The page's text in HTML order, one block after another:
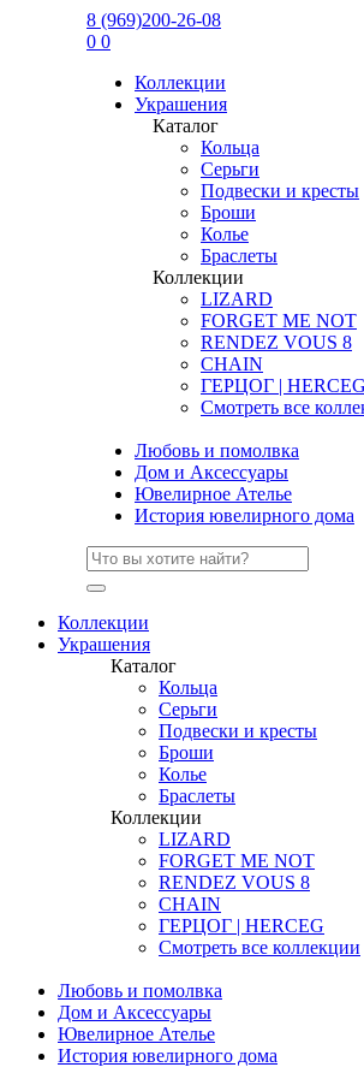
8 (969)200-26-08
0 0
Коллекции
Украшения
Каталог
Кольца
Серьги
Подвески и кресты
Броши
Колье
Браслеты
Коллекции
LIZARD
FORGET ME NOT
RENDEZ VOUS 8
CHAIN
ГЕРЦОГ | HERCEG
Смотреть все
Любовь и помолвка
Дом и Аксессуары
Ювелирное Ателье
История ювелирного дома
Коллекции
Украшения
Каталог
Кольца
Серьги
Подвески и кресты
Броши
Колье
Браслеты
Коллекции
LIZARD
FORGET ME NOT
RENDEZ VOUS 8
CHAIN
ГЕРЦОГ | HERCEG
Смотреть все коллекции
Любовь и помолвка
Дом и Аксессуары
Ювелирное Ателье
История ювелирного дома